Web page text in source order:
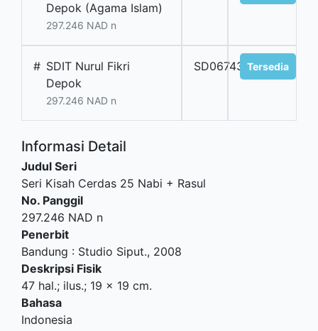
Depok (Agama Islam)
297.246 NAD n
# SDIT Nurul Fikri
Depok
297.246 NAD n
SD06743 Tersedia
Informasi Detail
Judul Seri
Seri Kisah Cerdas 25 Nabi + Rasul
No. Panggil
297.246 NAD n
Penerbit
Bandung : Studio Siput., 2008
Deskripsi Fisik
47 hal.; ilus.; 19 x 19 cm.
Bahasa
Indonesia